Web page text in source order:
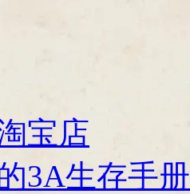
宝店
3A生存手册